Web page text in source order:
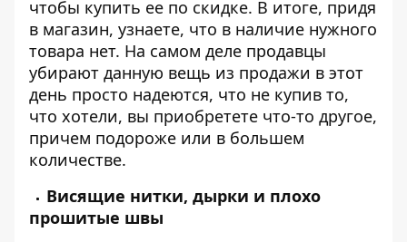
чтобы купить ее по скидке. В итоге, придя
в магазин, узнаете, что в наличие нужного
товара нет. На самом деле продавцы
убирают данную вещь из продажи в этот
день просто надеются, что не купив то,
что хотели, вы приобретете что-то другое,
причем подороже или в большем
количестве.
Висящие нитки, дырки и плохо
прошитые швы